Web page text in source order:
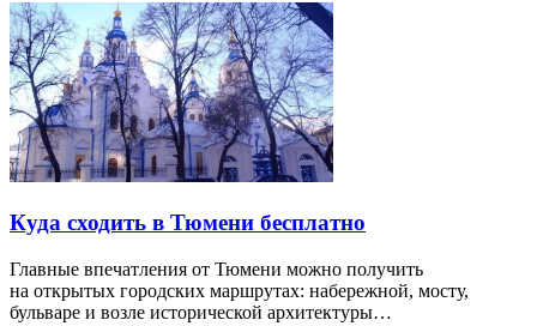
Куда сходить в Тюмени бесплатно
Главные впечатления от Тюмени можно получить
на открытых городских маршрутах: набережной, мосту,
бульваре и возле исторической архитектуры…